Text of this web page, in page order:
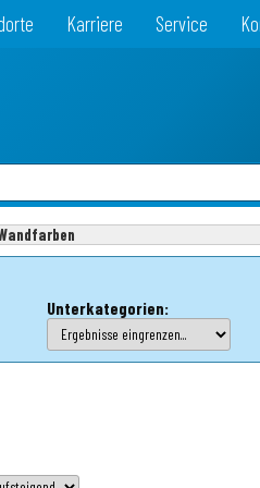
Karriere Service
Unterkategorien: